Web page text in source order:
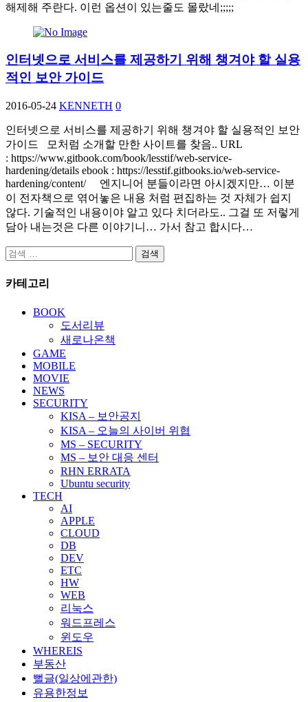
해제해 주란다. 이런 옵션이 있는줄도 몰랐네;;;;;
인터넷으로 서비스를 제공하기 위해 챙겨야 할 실용
적인 보안 가이드
2016-05-24 KENNETH 0
인터넷으로 서비스를 제공하기 위해 챙겨야 할 실용적인 보안
가이드 모처럼 소개할 만한 사이트를 찾음.. URL
: https://www.gitbook.com/book/lesstif/web-service-
hardening/details ebook : https://lesstif.gitbooks.io/web-service-
hardening/content/ 엔지니어 분들이라면 아시겠지만… 이분
이 전자책으로 엮어놓은 내용 처럼 편집하는 것 자체가 쉽지
않다. 기술적인 내용이야 알고 있다 치더라도.. 그걸 또 저렇게
담아 내는것은 다른 이야기니… 가서 참고 합시다…
검
카테고리
BOOK
도서리뷰
새로나온책
GAME
MOBILE
MOVIE
NEWS
SECURITY
KISA – 보안공지
KISA – 오늘의 사이버 위협
MS – SECURITY
MS – 보안 대응 센터
RHN ERRATA
Ubuntu security
TECH
AI
APPLE
CLOUD
DB
DEV
ETC
HW
WEB
리눅스
워드프레스
윈도우
WHEREIS
부동산
뻘글(일상에관한)
유용한정보